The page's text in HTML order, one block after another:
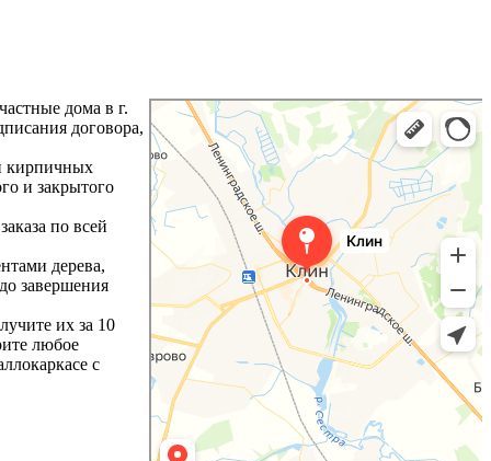
дома в г.
договора,
кирпичных
и закрытого
по всей
дерева,
завершения
их за 10
любое
с